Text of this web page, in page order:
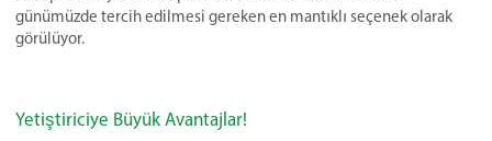
günümüzde tercih edilmesi gereken en mantıklı seçenek olarak
görülüyor.
Yetiştiriciye Büyük Avantajlar!